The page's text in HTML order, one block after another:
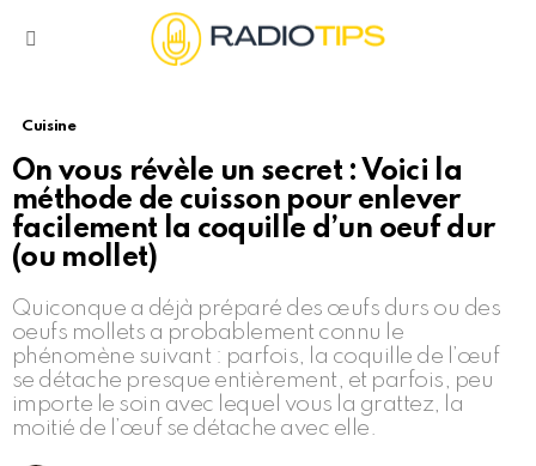
Cuisine
On vous révèle un secret : Voici la
méthode de cuisson pour enlever
facilement la coquille d’un oeuf dur
(ou mollet)
Quiconque a déjà préparé des œufs durs ou des
oeufs mollets a probablement connu le
phénomène suivant : parfois, la coquille de l’œuf
se détache presque entièrement, et parfois, peu
importe le soin avec lequel vous la grattez, la
moitié de l’œuf se détache avec elle.